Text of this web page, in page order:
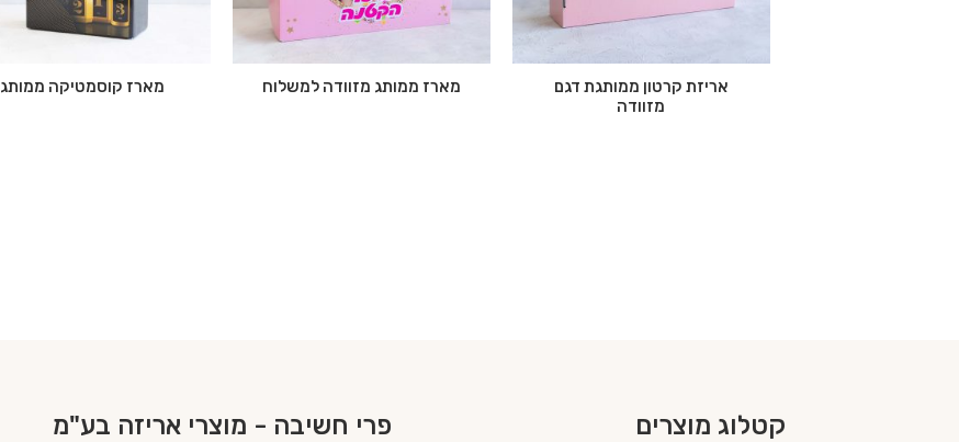
אריזת קרטון ממותגת דגם
מזוודה
מארז ממותג מזוודה למשלוח מארז קוסמטיקה ממותג
קטלוג מוצרים פרי חשיבה - מוצרי אריזה בע"מ